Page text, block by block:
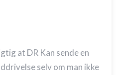
at DR Kan sende en
selv om man ikke